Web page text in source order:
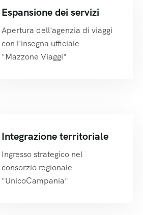
Espansione dei servizi
Apertura dell'agenzia di viaggi
con l'insegna ufficiale
"Mazzone Viaggi"
Integrazione territoriale
Ingresso strategico nel
consorzio regionale
"UnicoCampania"